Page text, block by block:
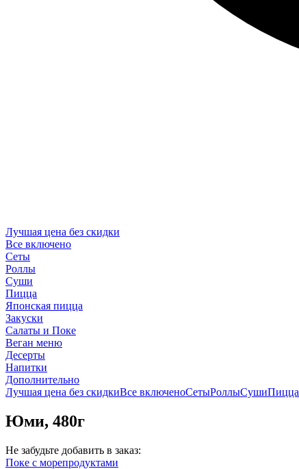
Лучшая цена без скидки
Все включено
Сеты
Роллы
Суши
Пицца
Японская пицца
Закуски
Салаты и Поке
Веган меню
Десерты
Напитки
Дополнительно
Лучшая цена без скидкиВсе включеноСетыРоллыСушиПицца
Юми, 480г
Не забудьте добавить в заказ:
Поке с морепродуктами